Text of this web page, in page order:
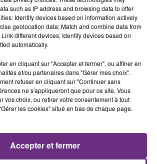
de sapeur-pompier volontaire en juin
et de secours de Dormans puis
intégré le centre de Reims Witry,
avant d’entrer en fonction au centre
en octobre 2022.
such as IP address and browsing data to offer
Identify devices based on information actively
geolocation data; Match and combine data from
different devices; Identify devices based on
automatically.
en cliquant sur "Accepter et fermer", ou affiner en
et/ou partenaires dans "Gérer mes choix".
refuser en cliquant sur "Continuer sans
ne s'appliqueront que pour ce site. Vous
vos choix, ou retirer votre consentement à tout
les cookies" situé en bas de chaque page.
Accepter et fermer